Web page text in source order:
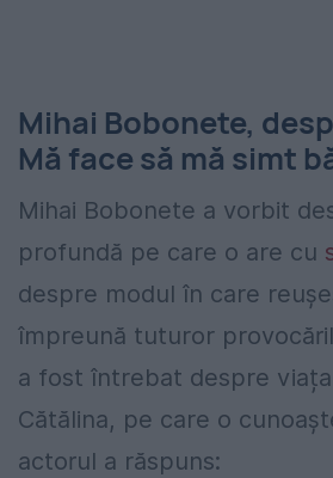
Mihai Bobonete,
Mă face să mă simt
Mihai Bobonete a vorbit
profundă pe care o are cu
despre modul în care
împreună tuturor
a fost întrebat despre
Cătălina, pe care o
actorul a răspuns: